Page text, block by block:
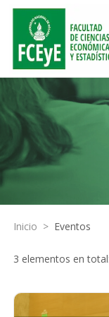
Inicio > Eventos
3 elementos en total: